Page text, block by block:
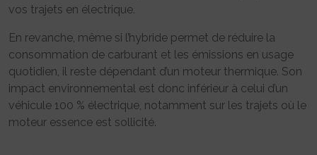
vos trajets en électrique.
En revanche, même si l’hybride permet de réduire la
consommation de carburant et les émissions en usage
quotidien, il reste dépendant d’un moteur thermique. Son
impact environnemental est donc inférieur à celui d’un
véhicule 100 % électrique, notamment sur les trajets où le
moteur essence est sollicité.